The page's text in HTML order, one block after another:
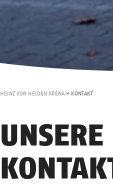
HEINZ VON HEIDEN ARENA » KONTAKT
UNSERE